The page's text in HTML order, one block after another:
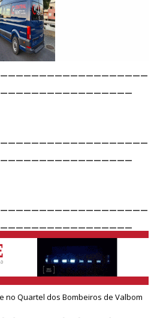
no Quartel dos Bombeiros de Valbom